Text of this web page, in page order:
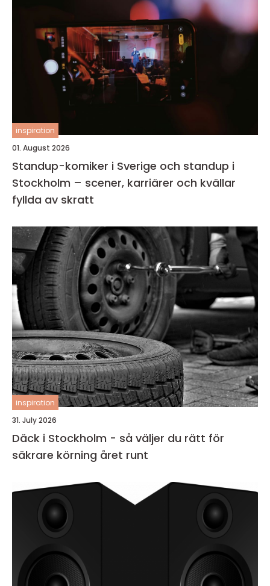
inspiration
01. August 2026
Standup-komiker i Sverige och standup i
Stockholm – scener, karriärer och kvällar
fyllda av skratt
inspiration
31. July 2026
Däck i Stockholm - så väljer du rätt för
säkrare körning året runt